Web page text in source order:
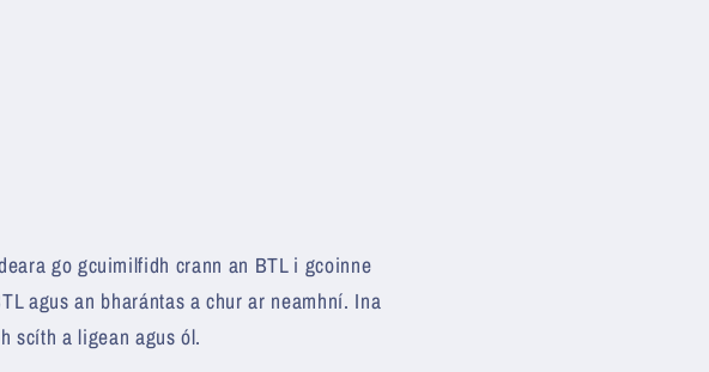
go gcuimilfidh crann an BTL i gcoinne
agus an bharántas a chur ar neamhní. Ina
scíth a ligean agus ól.